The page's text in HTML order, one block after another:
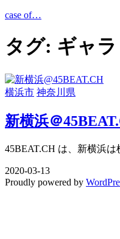
コ
テ
ン
へ
ス
ッ
プ
case of…
タグ: ギャ
横浜市 神奈川県
新横浜＠
45BEAT.CH は、新横浜
2020-03-13
Proudly powered by